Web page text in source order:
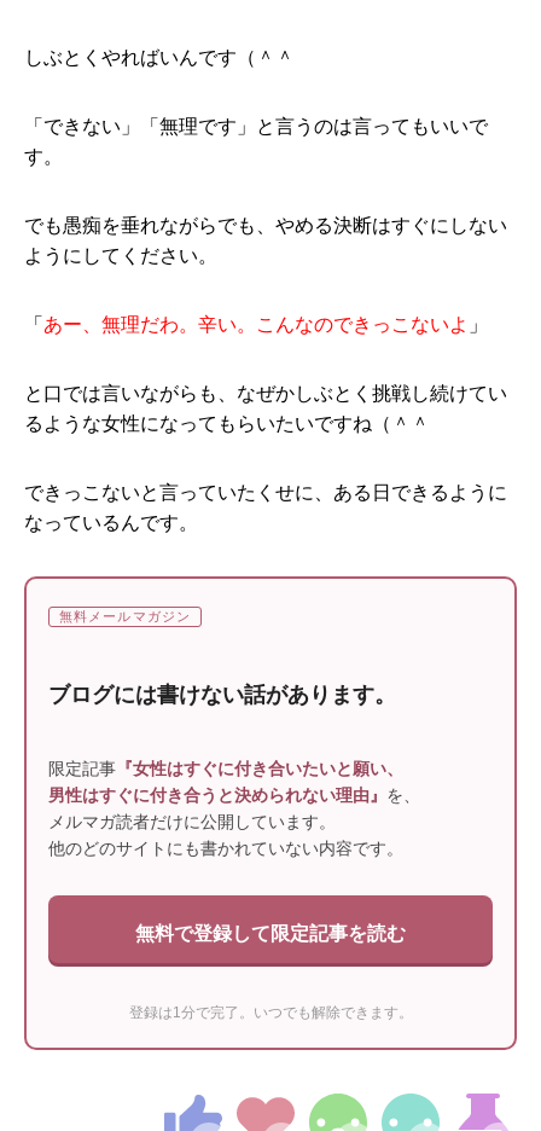
しぶとくやればいんです（＾＾
「できない」「無理です」と言うのは言ってもいいで
す。
でも愚痴を垂れながらでも、やめる決断はすぐにしない
ようにしてください。
「 あー、無理だわ。辛い。こんなのできっこないよ 」
と口では言いながらも、なぜかしぶとく挑戦し続けてい
るような女性になってもらいたいですね（＾＾
できっこないと言っていたくせに、ある日できるように
なっているんです。
無料メールマガジン
ブログには書けない話があります。
限定記事 『女性はすぐに付き合いたいと願い、
男性はすぐに付き合うと決められない理由』 を、
メルマガ読者だけに公開しています。
他のどのサイトにも書かれていない内容です。
無料で登録して限定記事を読む
登録は1分で完了。いつでも解除できます。